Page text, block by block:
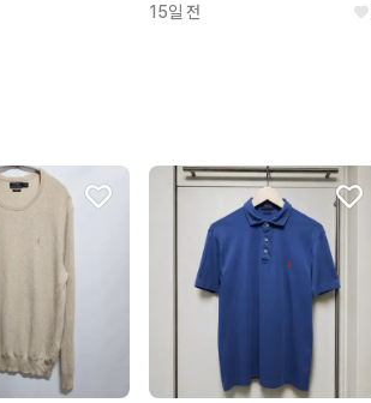
15일 전